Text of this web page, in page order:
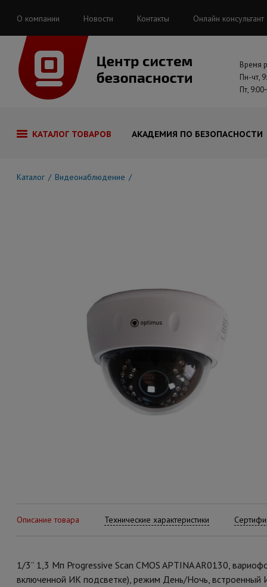
О компании Новости Контакты Онлайн консультант
Время
Пн-чт,
Пт,
КАТАЛОГ ТОВАРОВ АКАДЕМИЯ ПО БЕЗОПАСНОСТИ
Каталог Видеонаблюдение
Описание товара Технические характеристики
1/3” 1,3 Мп Progressive Scan CMOS APTINA AR0130,
включенной ИК подсветке), режим День/Ночь,